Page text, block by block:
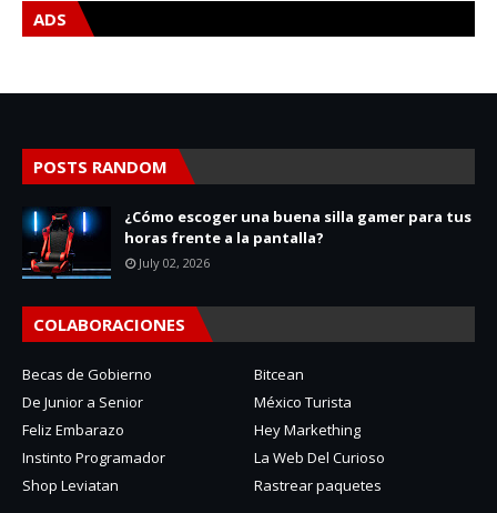
ADS
POSTS RANDOM
¿Cómo escoger una buena silla gamer para tus
horas frente a la pantalla?
July 02, 2026
COLABORACIONES
Becas de Gobierno
Bitcean
De Junior a Senior
México Turista
Feliz Embarazo
Hey Markething
Instinto Programador
La Web Del Curioso
Shop Leviatan
Rastrear paquetes